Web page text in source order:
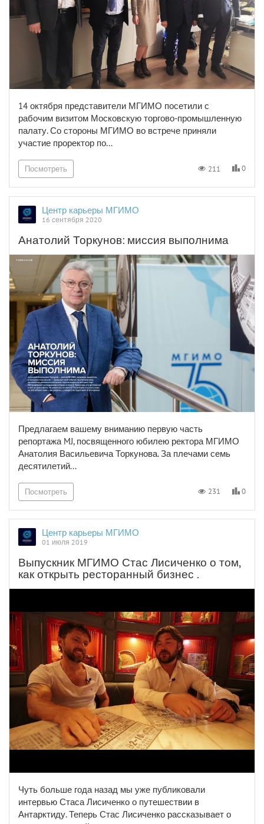
14 октября представители МГИМО посетили с
рабочим визитом Московскую торгово-промышленную
палату. Со стороны МГИМО во встрече приняли
участие проректор по...
Посмотреть 211 0
Центр карьеры МГИМО
16 сентября 2020
Анатолий Торкунов: миссия выполнима
Предлагаем вашему вниманию первую часть
репортажа MJ, посвященного юбилею ректора МГИМО
Анатолия Васильевича Торкунова. За плечами семь
десятилетий...
Посмотреть 231 0
Центр карьеры МГИМО
01 июля 2019
Выпускник МГИМО Стас Лисиченко о том,
как открыть ресторанный бизнес .
Чуть больше года назад мы уже публиковали
интервью Стаса Лисиченко о путешествии в
Антарктиду. Теперь Стас Лисиченко рассказывает о